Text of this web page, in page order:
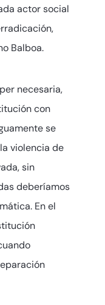
actor social
Balboa.
necesaria,
con
se
violencia de
sin
deberíamos
En el